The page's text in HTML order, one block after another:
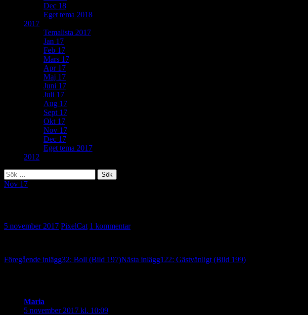
Dec 18
Eget tema 2018
2017
Temalista 2017
Jan 17
Feb 17
Mars 17
Apr 17
Maj 17
Juni 17
Juli 17
Aug 17
Sept 17
Okt 17
Nov 17
Dec 17
Eget tema 2017
2012
Sök
efter:
Nov 17
5 november 2017 PixelCat 1 kommentar
Inläggsnavigering
Föregående inlägg32: Boll (Bild 197)Nästa inlägg122: Gästvänligt (Bild 199)
Maria
5 november 2017 kl. 10:09